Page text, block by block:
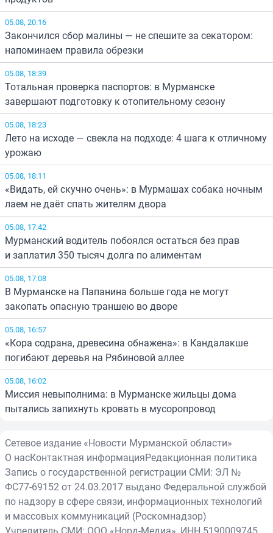
05.08, 20:16
Закончился сбор малины — не спешите за секатором:
напоминаем правила обрезки
05.08, 18:39
Тотальная проверка паспортов: в Мурманске
завершают подготовку к отопительному сезону
05.08, 18:23
Лето на исходе — свекла на подходе: 4 шага к отличному
урожаю
05.08, 18:11
«Видать, ей скучно очень»: в Мурмашах собака ночным
лаем не даёт спать жителям двора
05.08, 17:42
Мурманский водитель побоялся остаться без прав
и заплатил 350 тысяч долга по алиментам
05.08, 17:08
В Мурманске на Папанина больше года не могут
закопать опасную траншею во дворе
05.08, 16:57
«Кора содрана, древесина обнажена»: в Кандалакше
погибают деревья на Рябиновой аллее
05.08, 16:02
Миссия невыполнима: в Мурманске жильцы дома
пытались запихнуть кровать в мусоропровод
Сетевое издание «Новости Мурманской области»
О насКонтактная информацияРедакционная политика
Запись о государственной регистрации СМИ: ЭЛ №
ФС77-69152 от 24.03.2017 выдано Федеральной службой
по надзору в сфере связи, информационных технологий
и массовых коммуникаций (Роскомнадзор)